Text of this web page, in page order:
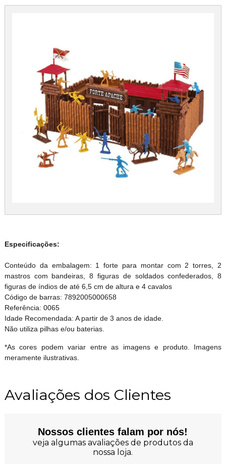
Especificações:
Conteúdo da embalagem: 1 forte para montar com 2 torres, 2
mastros com bandeiras, 8 figuras de soldados confederados, 8
figuras de índios de até 6,5 cm de altura e 4 cavalos
Código de barras: 7892005000658
Referência: 0065
Idade Recomendada: A partir de 3 anos de idade.
Não utiliza pilhas e/ou baterias.
*As cores podem variar entre as imagens e produto. Imagens
meramente ilustrativas.
Avaliações dos Clientes
Nossos clientes falam por nós!
veja algumas avaliações de produtos da
nossa loja.